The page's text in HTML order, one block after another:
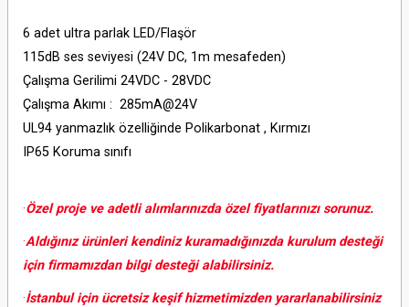
6 adet ultra parlak LED/Flaşör
115dB ses seviyesi (24V DC, 1m mesafeden)
Çalışma Gerilimi 24VDC - 28VDC
Çalışma Akımı : 285mA@24V
UL94 yanmazlık özelliğinde Polikarbonat , Kırmızı
IP65 Koruma sınıfı
·Özel proje ve adetli alımlarınızda özel fiyatlarınızı sorunuz.
·Aldığınız ürünleri kendiniz kuramadığınızda kurulum desteği
için firmamızdan bilgi desteği alabilirsiniz.
·İstanbul için ücretsiz keşif hizmetimizden yararlanabilirsiniz